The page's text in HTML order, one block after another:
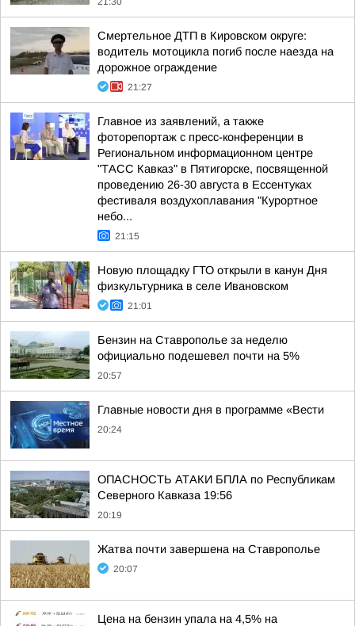
Смертельное ДТП в Кировском округе:
водитель мотоцикла погиб после наезда на
дорожное ограждение
21:27
Главное из заявлений, а также
фоторепортаж с пресс-конференции в
Региональном информационном центре
"ТАСС Кавказ" в Пятигорске, посвященной
проведению 26-30 августа в Ессентуках
фестиваля воздухоплавания "Курортное
небо...
21:15
Новую площадку ГТО открыли в канун Дня
физкультурника в селе Ивановском
21:01
Бензин на Ставрополье за неделю
официально подешевел почти на 5%
20:57
Главные новости дня в программе «Вести
20:24
ОПАСНОСТЬ АТАКИ БПЛА по Республикам
Северного Кавказа 19:56
20:19
Жатва почти завершена на Ставрополье
20:07
Цена на бензин упала на 4,5% на